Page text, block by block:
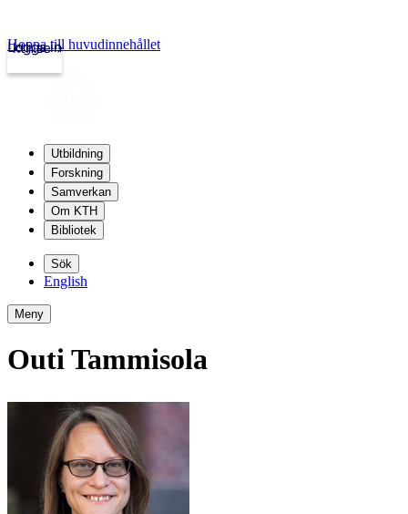
kth.se
Logga in
Hoppa till huvudinnehållet
Utbildning
Forskning
Samverkan
Om KTH
Bibliotek
Sök
English
Meny
Outi Tammisola